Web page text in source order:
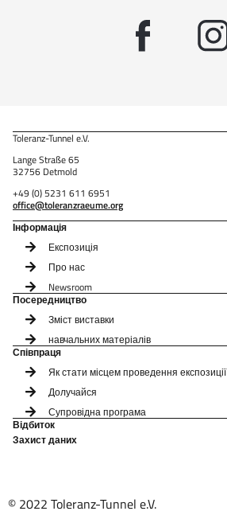
Toleranz-Tunnel e.V.
Lange Straße 65
32756 Detmold
+49 (0) 5231 611 6951
office@toleranzraeume.org
Інформація
Експозиція
Про нас
Newsroom
Посередництво
Зміст виставки
навчальних матеріалів
Співпраця
Як стати місцем проведення експозиції
Долучайся
Супровідна програма
Відбиток
Захист даних
© 2022 Toleranz-Tunnel e.V.